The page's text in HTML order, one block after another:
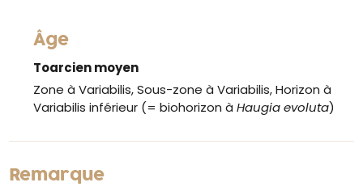
Âge
Toarcien moyen
Zone à Variabilis, Sous-zone à Variabilis, Horizon à
Variabilis inférieur (= biohorizon àHaugia evoluta)
Remarque